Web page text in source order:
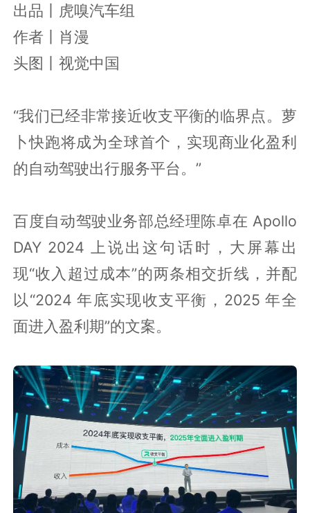
出品丨虎嗅汽车组
作者丨肖漫
头图丨视觉中国
“我们已经非常接近收支平衡的临界点。萝
卜快跑将成为全球首个，实现商业化盈利
的自动驾驶出行服务平台。”
百度自动驾驶业务部总经理陈卓在 Apollo
DAY 2024 上说出这句话时，大屏幕出
现“收入超过成本”的两条相交折线，并配
以“2024 年底实现收支平衡，2025 年全
面进入盈利期”的文案。